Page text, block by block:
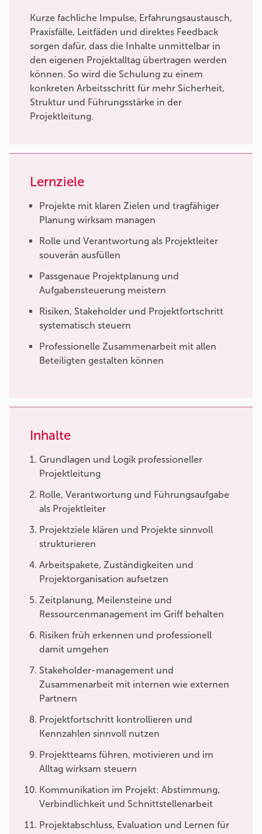
Kurze fachliche Impulse, Erfahrungsaustausch,
Praxisfälle, Leitfäden und direktes Feedback
sorgen dafür, dass die Inhalte unmittelbar in
den eigenen Projektalltag übertragen werden
können. So wird die Schulung zu einem
konkreten Arbeitsschritt für mehr Sicherheit,
Struktur und Führungsstärke in der
Projektleitung.
Lernziele
Projekte mit klaren Zielen und tragfähiger
Planung wirksam managen
Rolle und Verantwortung als Projektleiter
souverän ausfüllen
Passgenaue Projektplanung und
Aufgabensteuerung meistern
Risiken, Stakeholder und Projektfortschritt
systematisch steuern
Professionelle Zusammenarbeit mit allen
Beteiligten gestalten können
Inhalte
Grundlagen und Logik professioneller
Projektleitung
Rolle, Verantwortung und Führungsaufgabe
als Projektleiter
Projektziele klären und Projekte sinnvoll
strukturieren
Arbeitspakete, Zuständigkeiten und
Projektorganisation aufsetzen
Zeitplanung, Meilensteine und
Ressourcenmanagement im Griff behalten
Risiken früh erkennen und professionell
damit umgehen
Stakeholder-management und
Zusammenarbeit mit internen wie externen
Partnern
Projektfortschritt kontrollieren und
Kennzahlen sinnvoll nutzen
Projektteams führen, motivieren und im
Alltag wirksam steuern
Kommunikation im Projekt: Abstimmung,
Verbindlichkeit und Schnittstellenarbeit
Projektabschluss, Evaluation und Lernen für